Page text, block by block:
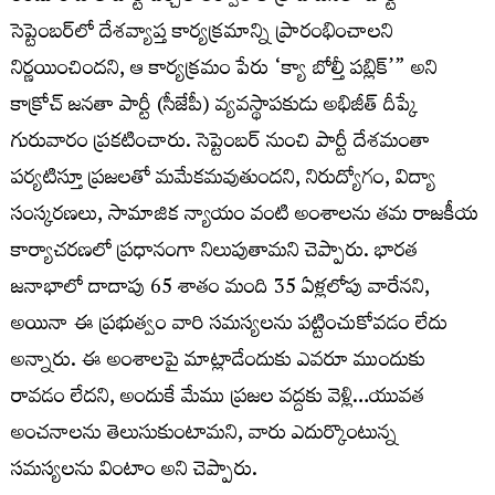
సెప్టెంబర్‌లో దేశవ్యాప్త కార్యక్రమాన్ని ప్రారంభించాలని
నిర్ణయించిందని, ఆ కార్యక్రమం పేరు ‘క్యా బోల్తీ పబ్లిక్’” అని
కాక్రోచ్ జనతా పార్టీ (సీజేపీ) వ్యవస్థాపకుడు అభిజీత్ దీప్కే
గురువారం ప్రకటించారు. సెప్టెంబర్ నుంచి పార్టీ దేశమంతా
పర్యటిస్తూ ప్రజలతో మమేకమవుతుందని, నిరుద్యోగం, విద్యా
సంస్కరణలు, సామాజిక న్యాయం వంటి అంశాలను తమ రాజకీయ
కార్యాచరణలో ప్రధానంగా నిలుపుతామని చెప్పారు. భారత
జనాభాలో దాదాపు 65 శాతం మంది 35 ఏళ్లలోపు వారేనని,
అయినా ఈ ప్రభుత్వం వారి సమస్యలను పట్టించుకోవడం లేదు
అన్నారు. ఈ అంశాలపై మాట్లాడేందుకు ఎవరూ ముందుకు
రావడం లేదని, అందుకే మేము ప్రజల వద్దకు వెళ్లి…యువత
అంచనాలను తెలుసుకుంటామని, వారు ఎదుర్కొంటున్న
సమస్యలను వింటాం అని చెప్పారు.